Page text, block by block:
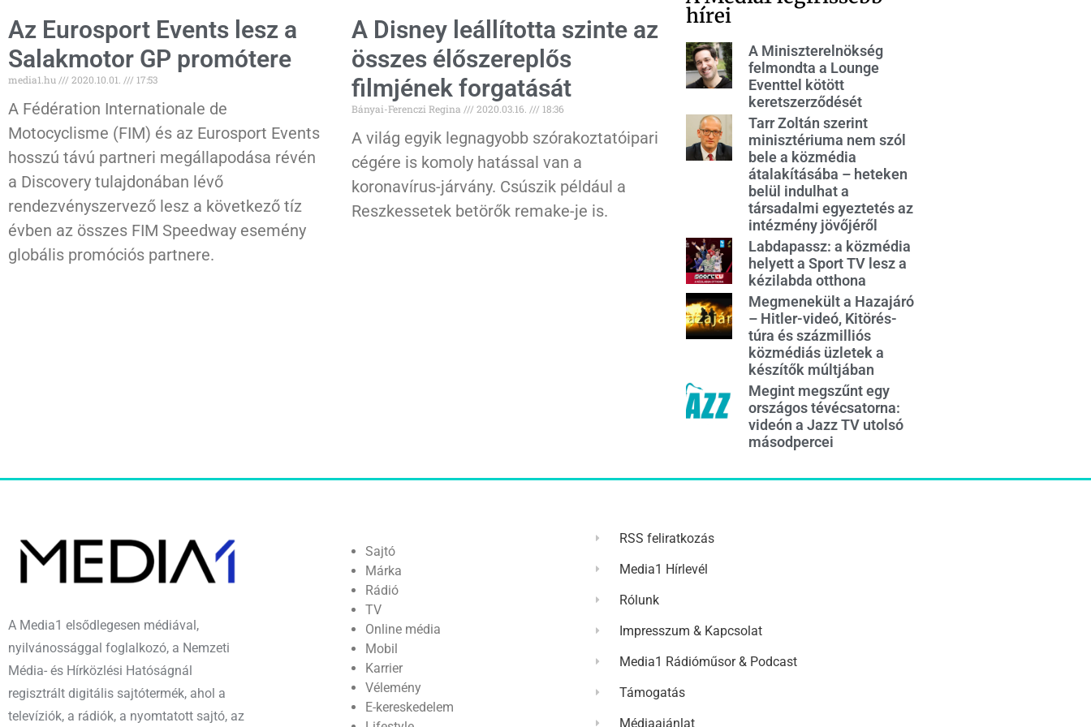
Az Eurosport Events lesz a
Salakmotor GP promótere
media1.hu 2020.10.01. 17:53
A Fédération Internationale de
Motocyclisme (FIM) és az Eurosport Events
hosszú távú partneri megállapodása révén
a Discovery tulajdonában lévő
rendezvényszervező lesz a következő tíz
évben az összes FIM Speedway esemény
globális promóciós partnere.
A Disney leállította szinte az
összes élőszereplős
filmjének forgatását
Bányai-Ferenczi Regina 2020.03.16. 18:36
A világ egyik legnagyobb szórakoztatóipari
cégére is komoly hatással van a
koronavírus-járvány. Csúszik például a
Reszkessetek betörők remake-je is.
hírei
A Miniszterelnökség
felmondta a Lounge
Eventtel kötött
keretszerződését
Tarr Zoltán szerint
minisztériuma nem szól
bele a közmédia
átalakításába – heteken
belül indulhat a
társadalmi egyeztetés az
intézmény jövőjéről
Labdapassz: a közmédia
helyett a Sport TV lesz a
kézilabda otthona
Megmenekült a Hazajáró
– Hitler-videó, Kitörés-
túra és százmilliós
közmédiás üzletek a
készítők múltjában
Megint megszűnt egy
országos tévécsatorna:
videón a Jazz TV utolsó
másodpercei
A Media1 elsődlegesen médiával,
nyilvánossággal foglalkozó, a Nemzeti
Média- és Hírközlési Hatóságnál
regisztrált digitális sajtótermék, ahol a
televíziók, a rádiók, a nyomtatott sajtó, az
Sajtó
Márka
Rádió
TV
Online média
Mobil
Karrier
Vélemény
E-kereskedelem
RSS feliratkozás
Media1 Hírlevél
Rólunk
Impresszum & Kapcsolat
Media1 Rádióműsor & Podcast
Támogatás
Médiaajánlat